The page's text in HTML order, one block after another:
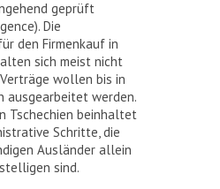
geprüft
Die
den Firmenkauf in
sich meist nicht
wollen bis in
ausgearbeitet werden.
Tschechien beinhaltet
Schritte, die
Ausländer allein
sind.